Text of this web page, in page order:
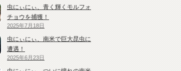
虫にぃにぃ、青く輝くモルフォ
チョウを捕獲！
2025年7月18日
虫にぃにぃ、南米で巨大昆虫に
遭遇！
2025年6月23日